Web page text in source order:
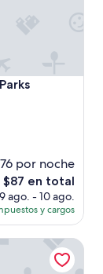
por noche
El
precio
actual
es
de
$87 en total
9 ago. - 10 ago.
y cargos